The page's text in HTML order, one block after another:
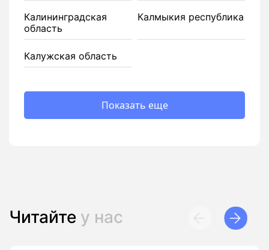
Калининградская
область
Калмыкия республика
Калужская область
Показать еще
Читайте у нас